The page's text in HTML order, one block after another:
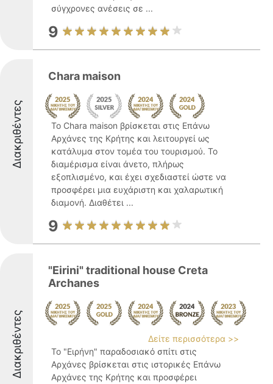
σύγχρονες ανέσεις σε ...
9
Διακριθέντες
Chara maison
Το Chara maison βρίσκεται στις Επάνω
Αρχάνες της Κρήτης και λειτουργεί ως
κατάλυμα στον τομέα του τουρισμού. Το
διαμέρισμα είναι άνετο, πλήρως
εξοπλισμένο, και έχει σχεδιαστεί ώστε να
προσφέρει μια ευχάριστη και χαλαρωτική
διαμονή. Διαθέτει ...
9
Διακριθέντες
"Eirini" traditional house Creta
Archanes
Δείτε περισσότερα >>
Το "Ειρήνη" παραδοσιακό σπίτι στις
Αρχάνες βρίσκεται στις ιστορικές Επάνω
Αρχάνες της Κρήτης και προσφέρει